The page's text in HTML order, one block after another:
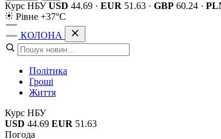
Курс НБУ USD 44.69 · EUR 51.63 · GBP 60.24 ·
Рівне +37°C
КОЛОНА
Політика
Гроші
Життя
Курс НБУ
USD 44.69 EUR 51.63
Погода